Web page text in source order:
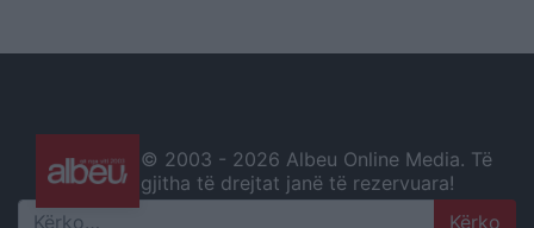
© 2003 - 2026 Albeu Online Media. Të
gjitha të drejtat janë të rezervuara!